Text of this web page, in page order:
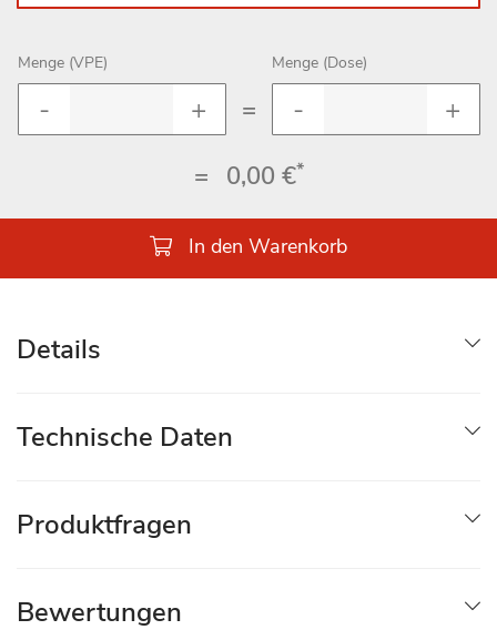
Menge (VPE)
=
Menge (Dose)
= 0,00 €*
In den Warenkorb
Details
Technische Daten
Produktfragen
Bewertungen